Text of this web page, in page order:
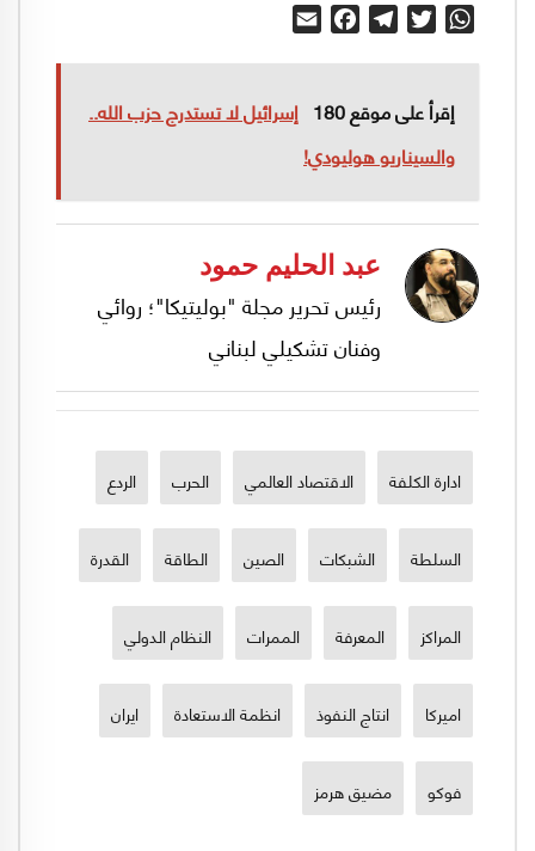
WhatsApp
Twitter
Telegram
Facebook
إقرأ على موقع 180
إسرائيل لا تستدرج حزب الله..
والسيناريو هوليودي!
عبد الحليم حمود
رئيس تحرير مجلة "بوليتيكا"؛ روائي
وفنان تشكيلي لبناني
ادارة الكلفة الاقتصاد العالمي الحرب الردع
السلطة الشبكات الصين الطاقة القدرة
المراكز المعرفة الممرات النظام الدولي
اميركا انتاج النفوذ انظمة الاستعادة ايران
فوكو مضيق هرمز